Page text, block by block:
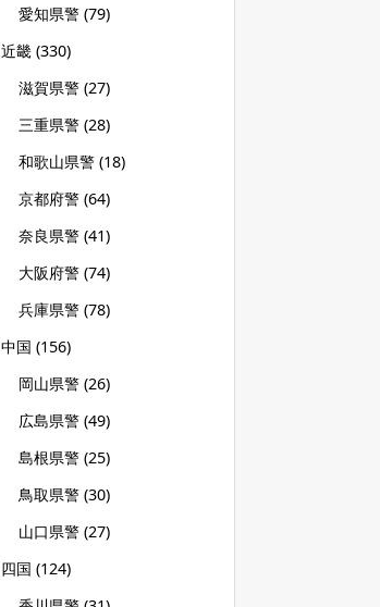
愛知県警 (79)
近畿 (330)
滋賀県警 (27)
三重県警 (28)
和歌山県警 (18)
京都府警 (64)
奈良県警 (41)
大阪府警 (74)
兵庫県警 (78)
中国 (156)
岡山県警 (26)
広島県警 (49)
島根県警 (25)
鳥取県警 (30)
山口県警 (27)
四国 (124)